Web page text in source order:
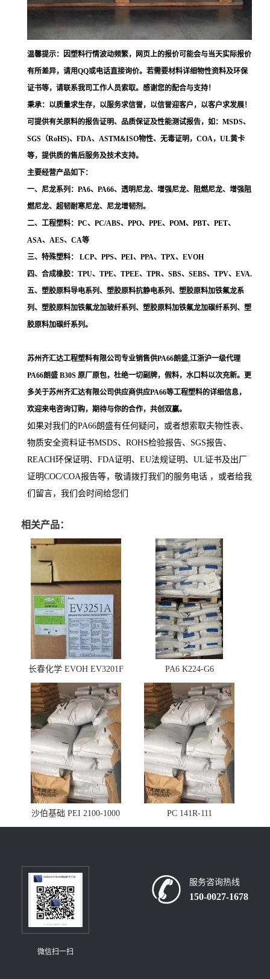
温馨提示：因塑料行情波动频繁，网页上的报价可能会与当天实际报价
有所差异，请用QQ或电话直接询价。若需要材料详细物性资料及环保
证书等，请联系我司工作人员索取。感谢您的配合与支持！
秉承：以质量求生存，以服务求信誉，以信誉迎客户，以客户求发展！
可提供有关原料的报告证明、品质保证及性能测试报告，如：MSDS、
SGS（RoHS)、FDA、ASTM&ISO物性、无毒证明，COA，UL黄卡
等，提供质的售后服务及技术支持。
主要经营产品如下：
一、尼龙系列：PA6、PA66、透明尼龙、增强尼龙、阻燃尼龙、增强阻
燃尼龙、超韧耐寒尼龙、尼龙增韧剂。
二、工程塑料：PC、PC/ABS、PPO、PPE、POM、PBT、PET、
ASA、AES、CA等
三、特殊塑料： LCP、PPS、PEI、PPA、TPX、EVOH
四、合成橡胶：TPU、TPE、TPEE、TPR、SBS、SEBS、TPV、EVA.
五、塑胶原料导电系列、塑胶原料抗静电系列、塑胶原料加铁氟龙系
列、塑胶原料加铁氟龙加玻纤系列、塑胶原料加铁氟龙加碳纤系列、塑
胶原料加碳纤系列。
苏州齐汇达工程塑料有限公司专业销售供PA66朗盛,江浙沪一级代理
PA66朗盛 B30S 原厂原包，杜绝一切副牌，假料，水口料以次充新。更
多关于苏州齐汇达有限公司供应商供应PA66等工程塑料的详细信息，
欢迎来电咨询订购，期待与你的合作，共创双赢。
如果对我们的PA66朗盛有任何疑问，或者想索取夫物性表、
物质安全资料证书MSDS、ROHS检验报告、SGS报告、
REACH环保证明、FDA证明、EU法规证明、UL证书及出厂
证明COC/COA报告等，敬请拨打我们的服务电话 ，或者给我
们留言，我们会时间给您们
相关产品：
长春化学 EVOH EV3201F PA6 K224-G6
沙伯基础 PEI 2100-1000 PC 141R-111
微信扫一扫
服务咨询热线
150-0027-1678